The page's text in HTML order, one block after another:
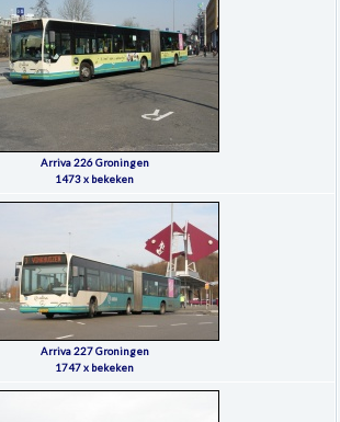
Arriva 226 Groningen
1473 x bekeken
Arriva 227 Groningen
1747 x bekeken